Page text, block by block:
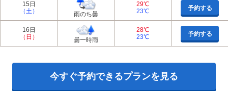
15日
（土）
雨のち曇
29℃
23℃
予約する
16日
（日）
曇一時雨
28℃
23℃
予約する
今すぐ予約できるプランを見る